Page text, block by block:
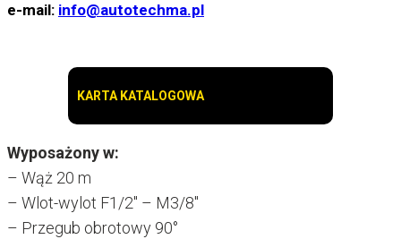
e-mail: info@autotechma.pl
KARTA KATALOGOWA
Wyposażony w:
– Wąż 20 m
– Wlot-wylot F1/2″ – M3/8″
– Przegub obrotowy 90°